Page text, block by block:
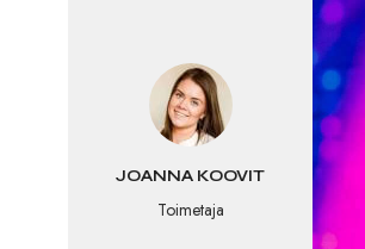
JOANNA KOOVIT
Toimetaja